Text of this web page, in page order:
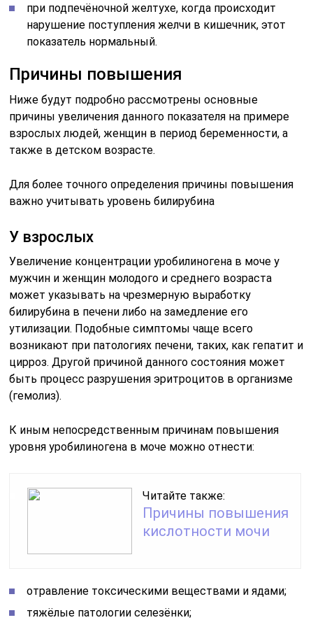
при подпечёночной желтухе, когда происходит
нарушение поступления желчи в кишечник, этот
показатель нормальный.
Причины повышения
Ниже будут подробно рассмотрены основные
причины увеличения данного показателя на примере
взрослых людей, женщин в период беременности, а
также в детском возрасте.
Для более точного определения причины повышения
важно учитывать уровень билирубина
У взрослых
Увеличение концентрации уробилиногена в моче у
мужчин и женщин молодого и среднего возраста
может указывать на чрезмерную выработку
билирубина в печени либо на замедление его
утилизации. Подобные симптомы чаще всего
возникают при патологиях печени, таких, как гепатит и
цирроз. Другой причиной данного состояния может
быть процесс разрушения эритроцитов в организме
(гемолиз).
К иным непосредственным причинам повышения
уровня уробилиногена в моче можно отнести:
Читайте также:
Причины повышения
кислотности мочи
отравление токсическими веществами и ядами;
тяжёлые патологии селезёнки;